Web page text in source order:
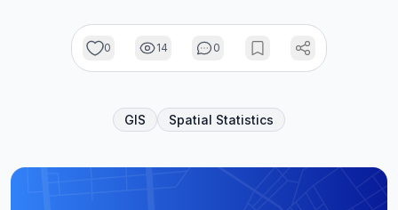
0 14 0
GIS Spatial Statistics